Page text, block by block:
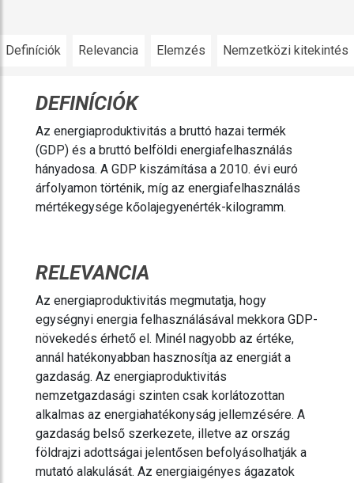
Definíciók Relevancia Elemzés Nemzetközi kitekintés
DEFINÍCIÓK
Az energiaproduktivitás a bruttó hazai termék
(GDP) és a bruttó belföldi energiafelhasználás
hányadosa. A GDP kiszámítása a 2010. évi euró
árfolyamon történik, míg az energiafelhasználás
mértékegysége kőolajegyenérték-kilogramm.
RELEVANCIA
Az energiaproduktivitás megmutatja, hogy
egységnyi energia felhasználásával mekkora GDP-
növekedés érhető el. Minél nagyobb az értéke,
annál hatékonyabban hasznosítja az energiát a
gazdaság. Az energiaproduktivitás
nemzetgazdasági szinten csak korlátozottan
alkalmas az energiahatékonyság jellemzésére. A
gazdaság belső szerkezete, illetve az ország
földrajzi adottságai jelentősen befolyásolhatják a
mutató alakulását. Az energiaigényes ágazatok